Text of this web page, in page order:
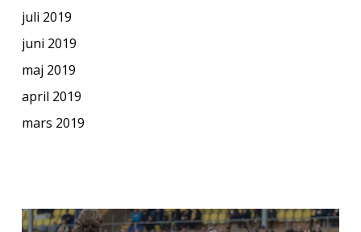
juli 2019
juni 2019
maj 2019
april 2019
mars 2019